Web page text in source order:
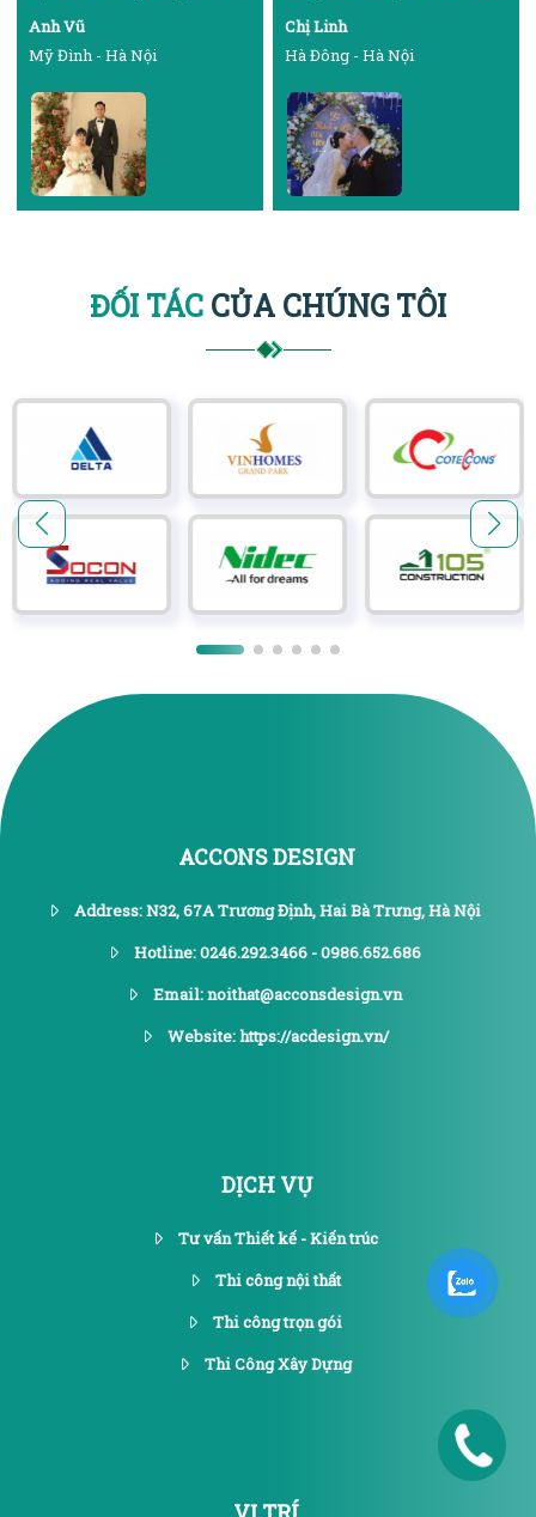
một địa chỉ thi công lắp đặt
nội thất hoàn hảo trong mắt.
Chị Linh
Hà Đông - Hà Nội
Thế là tôi miệt mài làm việc
và cống hiến cho xã hội nên
được căn nhà này
Chị Tuyết
Minh Khai - Hà Nội
ĐỐI TÁC CỦA CHÚNG TÔI
ACCONS DESIGN
Address: N32, 67A Trương Định, Hai Bà Trưng, Hà Nội
Hotline: 0246.292.3466 - 0986.652.686
Email: noithat@acconsdesign.vn
Website: https://acdesign.vn/
DỊCH VỤ
Tư vấn Thiết kế - Kiến trúc
Thi công nội thất
Thi công trọn gói
Thi Công Xây Dựng